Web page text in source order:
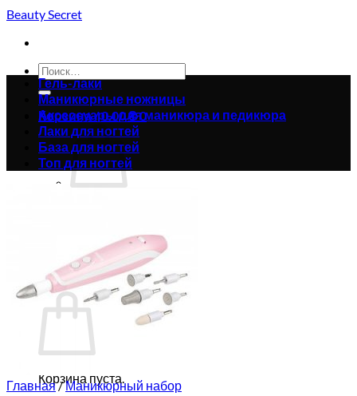
Skip
content
Beauty Secret
Искать:
Корзина /0.00₴0
Вернуться в магазин
Корзина
Корзина пуста.
Гель-лаки
Маникюрные ножницы
Аксессуары для маникюра и педикюра
Лаки для ногтей
База для ногтей
Топ для ногтей
Главная/ Маникюрный набор